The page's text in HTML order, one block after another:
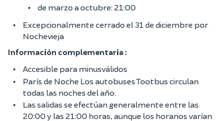
de marzo a octubre: 21:00
Excepcionalmente cerrado el 31 de diciembre por
Nochevieja
Información complementaria :
Accesible para minusválidos
París de Noche Los autobuses Tootbus circulan
todas las noches del año.
Las salidas se efectúan generalmente entre las
20:00 y las 21:00 horas, aunque los horarios varían